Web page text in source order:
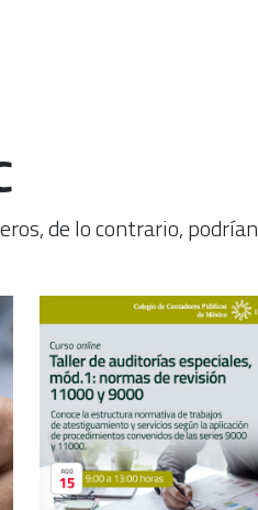
de lo contrario, podrían